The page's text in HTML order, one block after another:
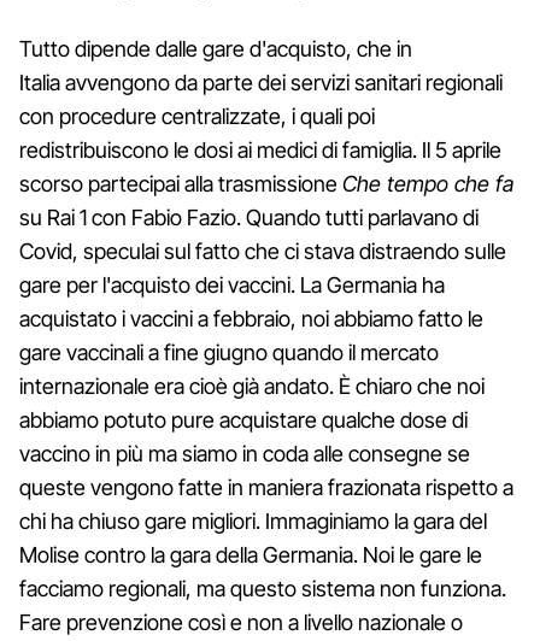
Tutto dipende dalle gare d'acquisto, che in
Italia avvengono da parte dei servizi sanitari regionali
con procedure centralizzate, i quali poi
redistribuiscono le dosi ai medici di famiglia. Il 5 aprile
scorso partecipai alla trasmissioneChe tempo che fa
su Rai 1 con Fabio Fazio. Quando tutti parlavano di
Covid, speculai sul fatto che ci stava distraendo sulle
gare per l'acquisto dei vaccini. La Germania ha
acquistato i vaccini a febbraio, noi abbiamo fatto le
gare vaccinali a fine giugno quando il mercato
internazionale era cioè già andato. È chiaro che noi
abbiamo potuto pure acquistare qualche dose di
vaccino in più ma siamo in coda alle consegne se
queste vengono fatte in maniera frazionata rispetto a
chi ha chiuso gare migliori. Immaginiamo la gara del
Molise contro la gara della Germania. Noi le gare le
facciamo regionali, ma questo sistema non funziona.
Fare prevenzione così e non a livello nazionale o